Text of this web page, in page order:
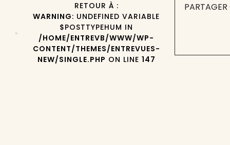
RETOUR À :
WARNING: UNDEFINED VARIABLE
$POSTTYPEHUM IN
/HOME/ENTREVB/WWW/WP-
CONTENT/THEMES/ENTREVUES-
NEW/SINGLE.PHP ON LINE 147